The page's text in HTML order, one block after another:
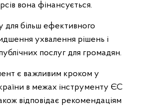
вона фінансується.
більш ефективного
ухвалення рішень і
послуг для громадян.
є важливим кроком у
в межах інструменту ЄС
відповідає рекомендаціям